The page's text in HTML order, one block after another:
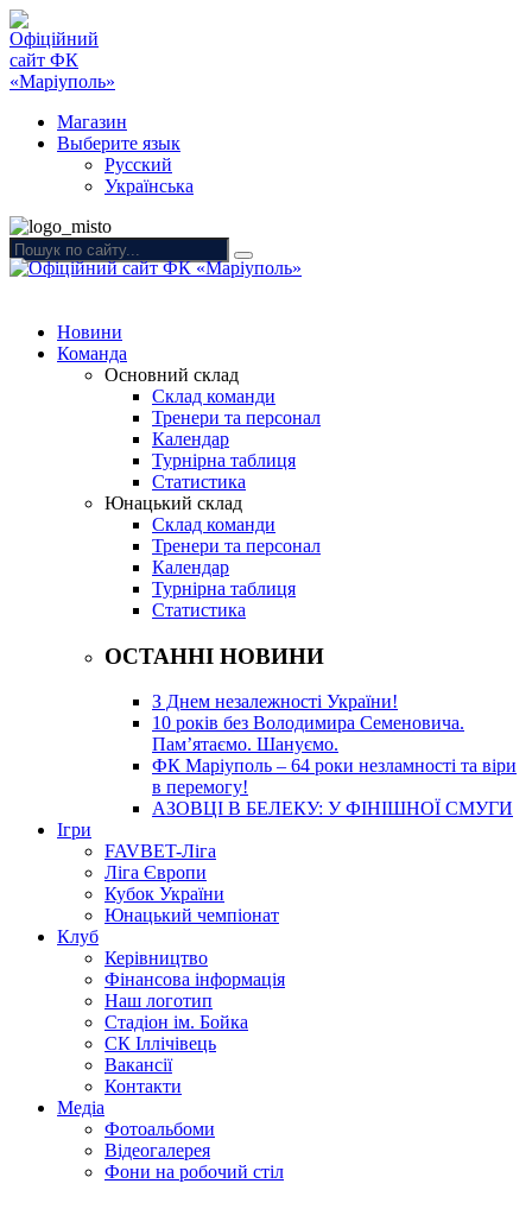
Магазин
Выберите язык
Русский
Українська
Новини
Команда
Основний склад
Склад команди
Тренери та персонал
Календар
Турнірна таблиця
Статистика
Юнацький склад
Склад команди
Тренери та персонал
Календар
Турнірна таблиця
Статистика
ОСТАННІ НОВИНИ
З Днем незалежності України!
10 років без Володимира Семеновича.
Пам’ятаємо. Шануємо.
ФК Маріуполь – 64 роки незламності та віри
в перемогу!
АЗОВЦІ В БЕЛЕКУ: У ФІНІШНОЇ СМУГИ
Ігри
FAVBET-Ліга
Ліга Європи
Кубок України
Юнацький чемпіонат
Клуб
Керівництво
Фінансова інформація
Наш логотип
Стадіон ім. Бойка
СК Іллічівець
Вакансії
Контакти
Медіа
Фотоальбоми
Відеогалерея
Фони на робочий стіл